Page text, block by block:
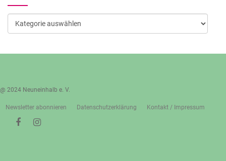
Art
Veranstaltung
@ 2024 Neuneinhalb e. V.
Newsletter abonnieren Datenschutzerklärung Kontakt / Impressum